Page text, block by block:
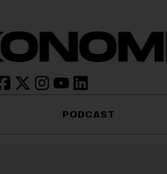
PODCAST